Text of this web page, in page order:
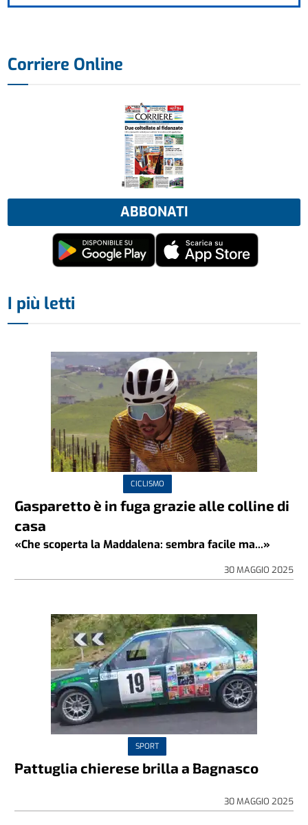
Corriere Online
ABBONATI
I più letti
CICLISMO
Gasparetto è in fuga grazie alle colline di
casa
«Che scoperta la Maddalena: sembra facile ma...»
30 MAGGIO 2025
SPORT
Pattuglia chierese brilla a Bagnasco
30 MAGGIO 2025